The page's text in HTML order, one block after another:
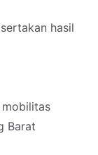
hasil
Barat